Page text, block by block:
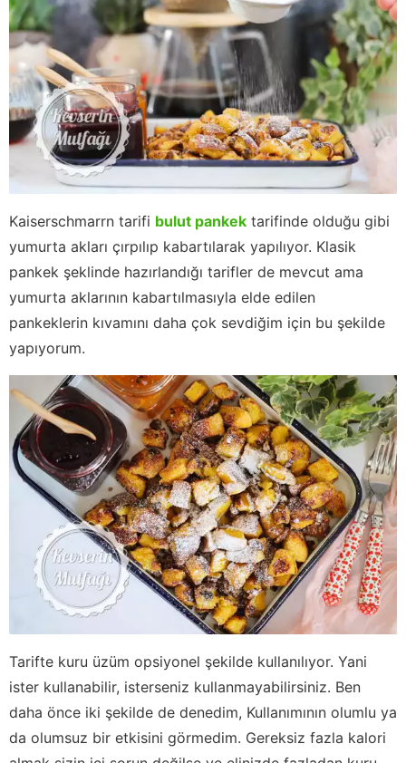
Kaiserschmarrn tarifi bulut pankek tarifinde olduğu gibi
yumurta akları çırpılıp kabartılarak yapılıyor. Klasik
pankek şeklinde hazırlandığı tarifler de mevcut ama
yumurta aklarının kabartılmasıyla elde edilen
pankeklerin kıvamını daha çok sevdiğim için bu şekilde
yapıyorum.
Tarifte kuru üzüm opsiyonel şekilde kullanılıyor. Yani
ister kullanabilir, isterseniz kullanmayabilirsiniz. Ben
daha önce iki şekilde de denedim, Kullanımının olumlu ya
da olumsuz bir etkisini görmedim. Gereksiz fazla kalori